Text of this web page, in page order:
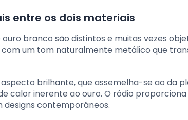
entre os dois materiais
branco são distintos e muitas vezes
um tom naturalmente metálico que
brilhante, que assemelha-se ao da
calor inerente ao ouro. O ródio
contemporâneos.